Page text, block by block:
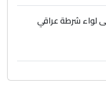
لواء شرطة عراقي